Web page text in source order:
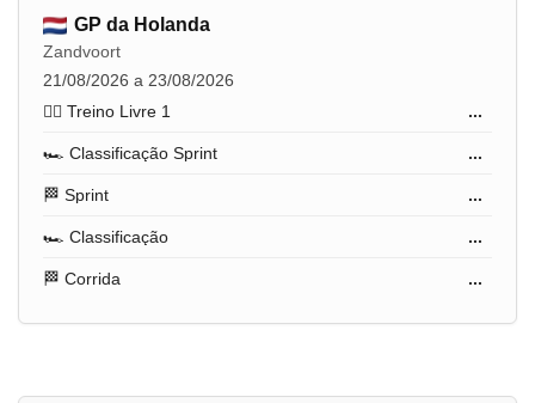
GP da Holanda
Zandvoort
21/08/2026 a 23/08/2026
🏋️‍♂️ Treino Livre 1
...
🏎️ Classificação Sprint ...
🏁 Sprint ...
🏎️ Classificação ...
🏁 Corrida ...